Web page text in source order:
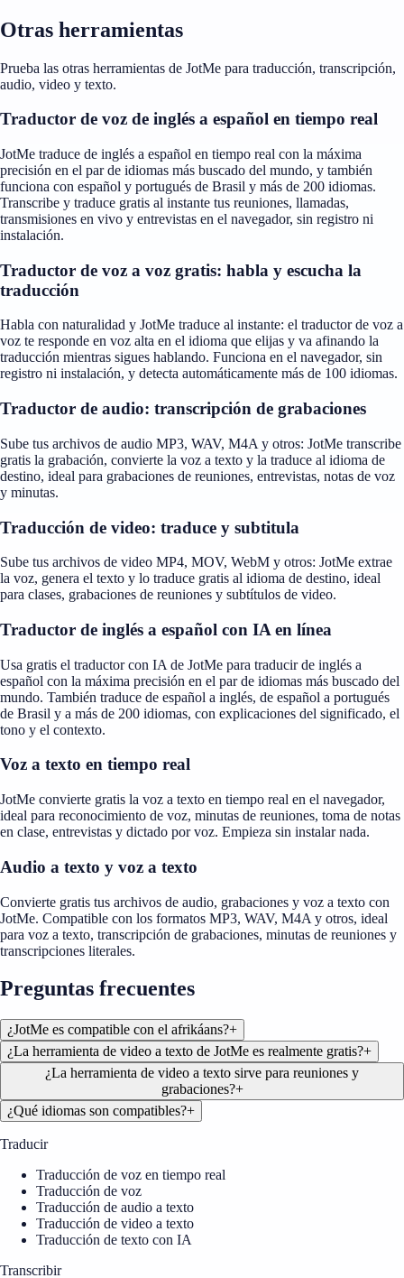
Otras herramientas
Prueba las otras herramientas de JotMe para traducción, transcripción,
audio, video y texto.
Traductor de voz de inglés a español en tiempo real
JotMe traduce de inglés a español en tiempo real con la máxima
precisión en el par de idiomas más buscado del mundo, y también
funciona con español y portugués de Brasil y más de 200 idiomas.
Transcribe y traduce gratis al instante tus reuniones, llamadas,
transmisiones en vivo y entrevistas en el navegador, sin registro ni
instalación.
Traductor de voz a voz gratis: habla y escucha la
traducción
Habla con naturalidad y JotMe traduce al instante: el traductor de voz a
voz te responde en voz alta en el idioma que elijas y va afinando la
traducción mientras sigues hablando. Funciona en el navegador, sin
registro ni instalación, y detecta automáticamente más de 100 idiomas.
Traductor de audio: transcripción de grabaciones
Sube tus archivos de audio MP3, WAV, M4A y otros: JotMe transcribe
gratis la grabación, convierte la voz a texto y la traduce al idioma de
destino, ideal para grabaciones de reuniones, entrevistas, notas de voz
y minutas.
Traducción de video: traduce y subtitula
Sube tus archivos de video MP4, MOV, WebM y otros: JotMe extrae
la voz, genera el texto y lo traduce gratis al idioma de destino, ideal
para clases, grabaciones de reuniones y subtítulos de video.
Traductor de inglés a español con IA en línea
Usa gratis el traductor con IA de JotMe para traducir de inglés a
español con la máxima precisión en el par de idiomas más buscado del
mundo. También traduce de español a inglés, de español a portugués
de Brasil y a más de 200 idiomas, con explicaciones del significado, el
tono y el contexto.
Voz a texto en tiempo real
JotMe convierte gratis la voz a texto en tiempo real en el navegador,
ideal para reconocimiento de voz, minutas de reuniones, toma de notas
en clase, entrevistas y dictado por voz. Empieza sin instalar nada.
Audio a texto y voz a texto
Convierte gratis tus archivos de audio, grabaciones y voz a texto con
JotMe. Compatible con los formatos MP3, WAV, M4A y otros, ideal
para voz a texto, transcripción de grabaciones, minutas de reuniones y
transcripciones literales.
Preguntas frecuentes
¿JotMe es compatible con el afrikáans?+
¿La herramienta de video a texto de JotMe es realmente gratis?+
¿La herramienta de video a texto sirve para reuniones y
grabaciones?+
¿Qué idiomas son compatibles?+
Traducir
Traducción de voz en tiempo real
Traducción de voz
Traducción de audio a texto
Traducción de video a texto
Traducción de texto con IA
Transcribir